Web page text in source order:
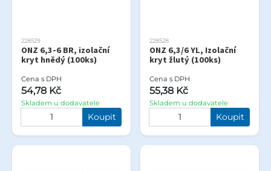
228529
ONZ 6,3-6 BR, izolační
kryt hnědý (100ks)
Cena s DPH
54,78 Kč
Skladem u dodavatele
Koupit
228528
ONZ 6,3/6 YL, Izolační
kryt žlutý (100ks)
Cena s DPH
55,38 Kč
Skladem u dodavatele
Koupit